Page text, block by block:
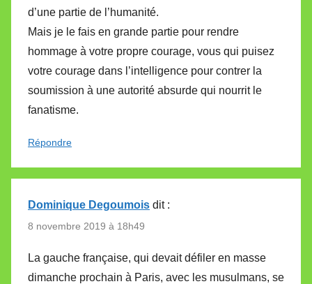
d’une partie de l’humanité.
Mais je le fais en grande partie pour rendre
hommage à votre propre courage, vous qui puisez
votre courage dans l’intelligence pour contrer la
soumission à une autorité absurde qui nourrit le
fanatisme.
Répondre
Dominique Degoumois dit :
8 novembre 2019 à 18h49
La gauche française, qui devait défiler en masse
dimanche prochain à Paris, avec les musulmans, se